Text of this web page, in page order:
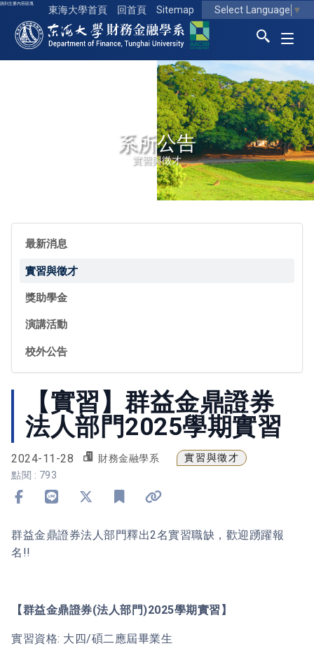
跳到主要內容區塊
東海大學首頁 回首頁 Sitemap Select Language ▼
東海大學logo
系所公告
實習與徵才
最新消息
實習與徵才
獎助學金
演講活動
校外公告
【實習】群益金鼎證券
法人部門2025學期實習
2024-11-28 財務金融學系
實習與徵才
點閱 : 793
群益金鼎證券法人部門釋出2名實習職缺，歡迎踴躍報
名!!
【群益金鼎證券(法人部門)2025學期實習】
實習資格: 大四/碩二應屆畢業生